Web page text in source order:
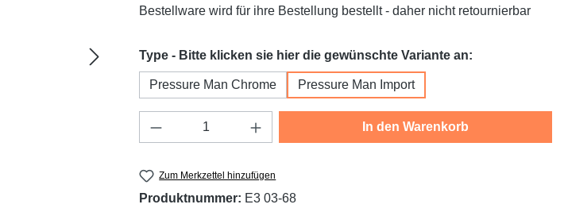
Bestellware wird für ihre Bestellung bestellt - daher nicht retournierbar
Type - Bitte klicken sie hier die gewünschte Variante an:
Pressure Man Chrome Pressure Man Import
Produkt Anzahl: Gib den gewünschten Wert ein
In den Warenkorb
Zum Merkzettel hinzufügen
Produktnummer: E3 03-68